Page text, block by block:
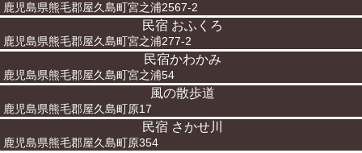
鹿児島県熊毛郡屋久島町宮之浦2567-2
民宿 おふくろ
鹿児島県熊毛郡屋久島町宮之浦277-2
民宿かわかみ
鹿児島県熊毛郡屋久島町宮之浦54
風の散歩道
鹿児島県熊毛郡屋久島町原17
民宿 さかせ川
鹿児島県熊毛郡屋久島町原354